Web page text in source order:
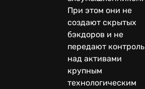
При этом они не
создают скрытых
бэкдоров и не
передают контроль
над активами
крупным
технологическим